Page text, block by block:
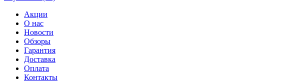
Акции
О нас
Новости
Обзоры
Гарантия
Доставка
Оплата
Контакты